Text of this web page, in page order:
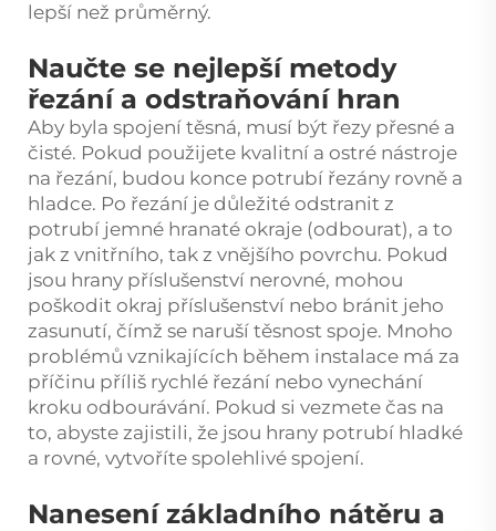
lepší než průměrný.
Naučte se nejlepší metody
řezání a odstraňování hran
Aby byla spojení těsná, musí být řezy přesné a
čisté. Pokud použijete kvalitní a ostré nástroje
na řezání, budou konce potrubí řezány rovně a
hladce. Po řezání je důležité odstranit z
potrubí jemné hranaté okraje (odbourat), a to
jak z vnitřního, tak z vnějšího povrchu. Pokud
jsou hrany příslušenství nerovné, mohou
poškodit okraj příslušenství nebo bránit jeho
zasunutí, čímž se naruší těsnost spoje. Mnoho
problémů vznikajících během instalace má za
příčinu příliš rychlé řezání nebo vynechání
kroku odbourávání. Pokud si vezmete čas na
to, abyste zajistili, že jsou hrany potrubí hladké
a rovné, vytvoříte spolehlivé spojení.
Nanesení základního nátěru a